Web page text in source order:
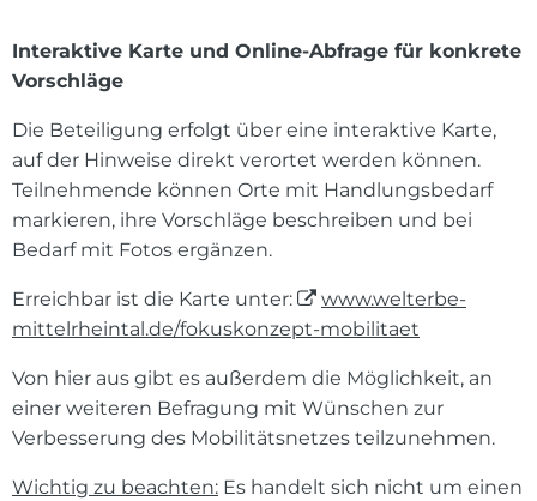
Interaktive Karte und Online-Abfrage für konkrete
Vorschläge
Die Beteiligung erfolgt über eine interaktive Karte,
auf der Hinweise direkt verortet werden können.
Teilnehmende können Orte mit Handlungsbedarf
markieren, ihre Vorschläge beschreiben und bei
Bedarf mit Fotos ergänzen.
Erreichbar ist die Karte unter:
www.welterbe-
mittelrheintal.de/fokuskonzept-mobilitaet
Von hier aus gibt es außerdem die Möglichkeit, an
einer weiteren Befragung mit Wünschen zur
Verbesserung des Mobilitätsnetzes teilzunehmen.
Wichtig zu beachten: Es handelt sich nicht um einen